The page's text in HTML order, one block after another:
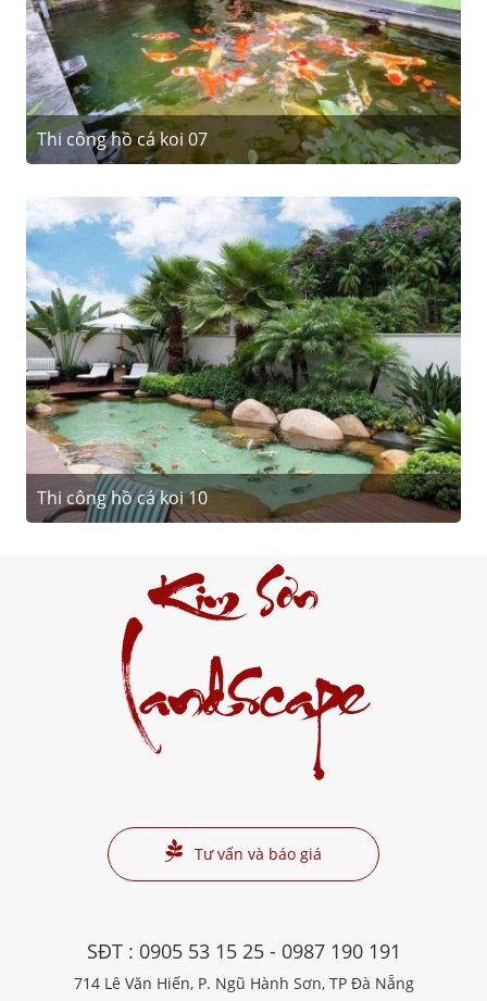
Thi công hồ cá koi 07
Thi công hồ cá koi 10
Kim Sơn
Landscape
Tư vấn và báo giá
SĐT : 0905 53 15 25- 0987 190 191
714 Lê Văn Hiến, P. Ngũ Hành Sơn, TP Đà Nẵng